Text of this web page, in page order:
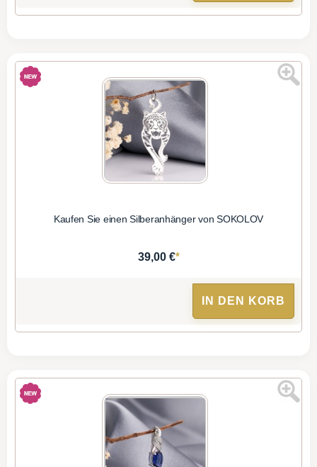
Kaufen Sie einen Silberanhänger von SOKOLOV
39,00 €*
IN DEN KORB